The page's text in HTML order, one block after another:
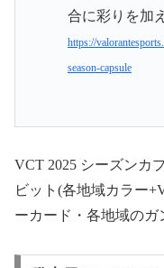
合に彩りを加
https://
season-capsule
VCT 2025 シーズンカ
ビット(各地域カラー
ーカード・各地域のガ